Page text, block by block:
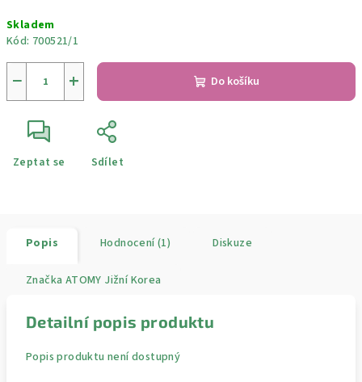
cena:
Skladem
Kód: 700521/1
+
− Do košíku
Zeptat se Sdílet
Popis Hodnocení (1) Diskuze
Značka ATOMY Jižní Korea
Detailní popis produktu
Popis produktu není dostupný